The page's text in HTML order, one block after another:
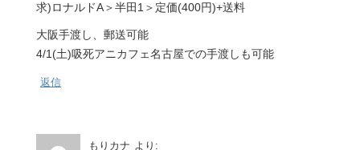
求)ロナルドA＞半田1＞定価(400円)+送料
大阪手渡し、郵送可能
4/1(土)吸死アニカフェ名古屋での手渡しも可能
返信
もりカナ より: